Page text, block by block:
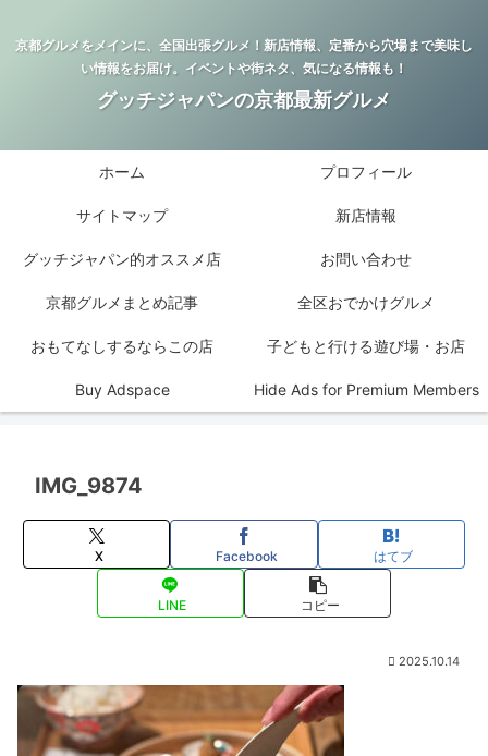
京都グルメをメインに、全国出張グルメ！新店情報、定番から穴場まで美味し
い情報をお届け。イベントや街ネタ、気になる情報も！
グッチジャパンの京都最新グルメ
ホーム プロフィール
サイトマップ 新店情報
グッチジャパン的オススメ店 お問い合わせ
京都グルメまとめ記事 全区おでかけグルメ
おもてなしするならこの店 子どもと行ける遊び場・お店
Buy Adspace Hide Ads for Premium Members
IMG_9874
X Facebook はてブ
LINE コピー
2025.10.14